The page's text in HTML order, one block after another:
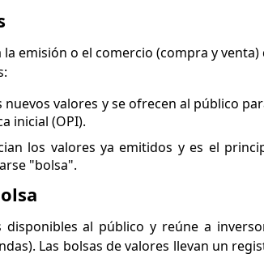
emisión o el comercio (compra y venta)
nuevos valores y se ofrecen al público
inicial (OPI).
los valores ya emitidos y es el
"bolsa".
al público y reúne a
Las bolsas de valores llevan un